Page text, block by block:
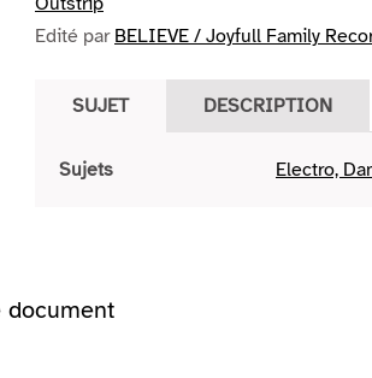
Edité par BELIEVE / Joyfull Family
SUJET DESCRIPTION
Sujets Electro,
document